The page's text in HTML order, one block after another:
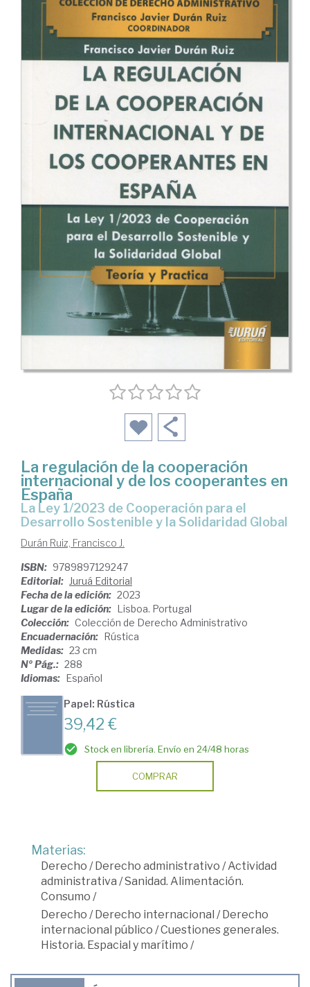
La regulación de la cooperación
internacional y de los cooperantes en
España
la Ley 1/2023 de Cooperación para el
Desarrollo Sostenible y la Solidaridad Global
Durán Ruiz, Francisco J.
ISBN: 9789897129247
Editorial: Juruá Editorial
Fecha de la edición: 2023
Lugar de la edición: Lisboa. Portugal
Colección: Colección de Derecho Administrativo
Encuadernación: Rústica
Medidas: 23 cm
Nº Pág.: 288
Idiomas: Español
Papel: Rústica
39,42 €
Stock en librería. Envío en 24/48 horas
COMPRAR
Materias:
Derecho /Derecho administrativo /Actividad
administrativa /Sanidad. Alimentación.
Consumo /
Derecho /Derecho internacional /Derecho
internacional público /Cuestiones generales.
Historia. Espacial y marítimo /